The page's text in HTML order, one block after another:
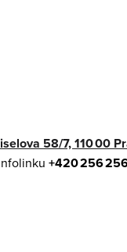
58/7, 110 00
+420 256